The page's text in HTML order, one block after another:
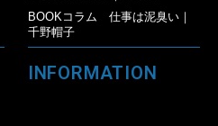
BOOKコラム 仕事は泥臭い｜
千野帽子
INFORMATION